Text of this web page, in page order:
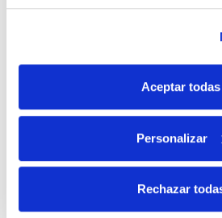
Aceptar todas
Personalizar
Rechazar
con tu primera
un 10% de descuento